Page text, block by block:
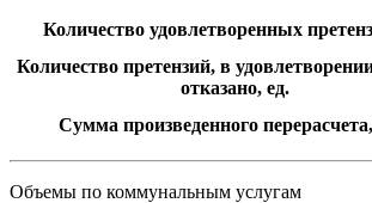
Количество удовлетворенных
Количество претензий, в
отказано, ед.
Сумма произведенного
Объемы по коммунальным услугам